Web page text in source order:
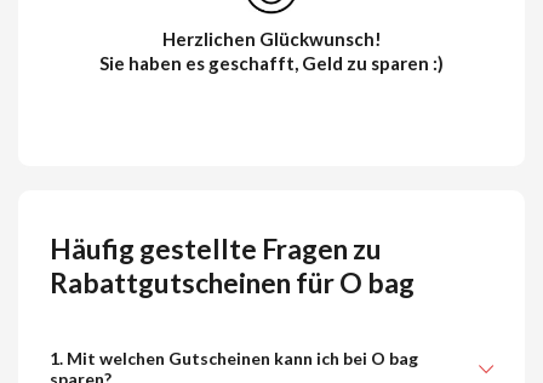
Herzlichen Glückwunsch!
Sie haben es geschafft, Geld zu sparen :)
Häufig gestellte Fragen zu
Rabattgutscheinen für O bag
1. Mit welchen Gutscheinen kann ich bei O bag
sparen?